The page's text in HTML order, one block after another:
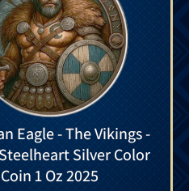
Eagle - The Vikings -
Silver Color
Coin 1 Oz 2025